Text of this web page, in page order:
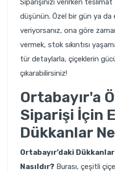
Siparişinizi verirken teslimat
düşünün. Özel bir gün ya da
veriyorsanız, ona göre
vermek, stok sıkıntısı
tür detaylarla, çiçeklerin
çıkarabilirsiniz!
Ortabayır'a
Siparişi İçin
Dükkanlar
Ortabayır’daki
Nasıldır? Burası, çeşitli